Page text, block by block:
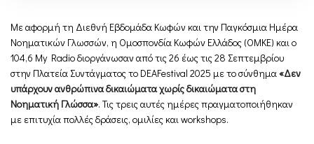
Με αφορμή τη Διεθνή Εβδομάδα Κωφών και την Παγκόσμια Ημέρα
Νοηματικών Γλωσσών, η Ομοσπονδία Κωφών Ελλάδος (ΟΜΚΕ) και ο
104,6 My Radio διοργάνωσαν από τις 26 έως τις 28 Σεπτεμβρίου
στην Πλατεία Συντάγματος το DEAFestival 2025 με το σύνθημα«Δεν
υπάρχουν ανθρώπινα δικαιώματα χωρίς δικαιώματα στη
Νοηματική Γλώσσα». Τις τρεις αυτές ημέρες πραγματοποιήθηκαν
με επιτυχία πολλές δράσεις, ομιλίες και workshops.